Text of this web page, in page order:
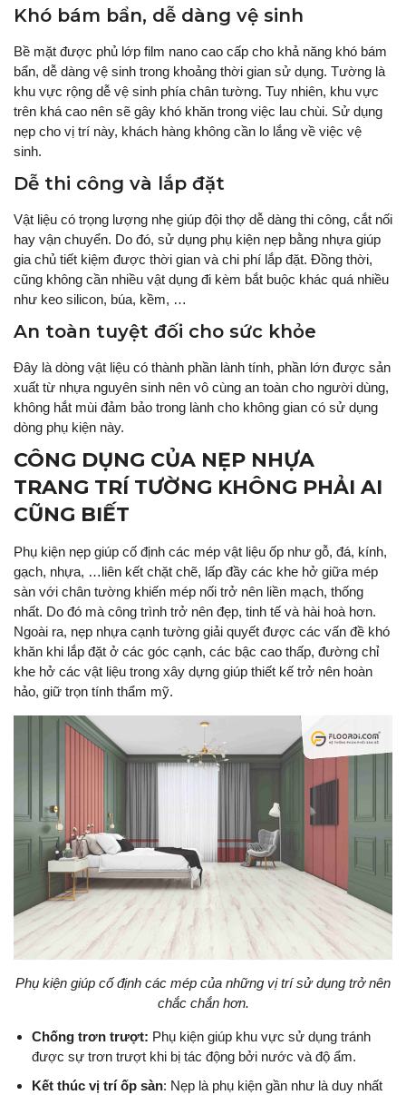
Khó bám bẩn, dễ dàng vệ sinh
Bề mặt được phủ lớp film nano cao cấp cho khả năng khó bám
bẩn, dễ dàng vệ sinh trong khoảng thời gian sử dụng. Tường là
khu vực rộng dễ vệ sinh phía chân tường. Tuy nhiên, khu vực
trên khá cao nên sẽ gây khó khăn trong việc lau chùi. Sử dụng
nẹp cho vị trí này, khách hàng không cần lo lắng về việc vệ
sinh.
Dễ thi công và lắp đặt
Vật liệu có trọng lượng nhẹ giúp đội thợ dễ dàng thi công, cắt nối
hay vận chuyển. Do đó, sử dụng phụ kiện nẹp bằng nhựa giúp
gia chủ tiết kiệm được thời gian và chi phí lắp đặt. Đồng thời,
cũng không cần nhiều vật dụng đi kèm bắt buộc khác quá nhiều
như keo silicon, búa, kềm, …
An toàn tuyệt đối cho sức khỏe
Đây là dòng vật liệu có thành phần lành tính, phần lớn được sản
xuất từ nhựa nguyên sinh nên vô cùng an toàn cho người dùng,
không hắt mùi đảm bảo trong lành cho không gian có sử dụng
dòng phụ kiện này.
CÔNG DỤNG CỦA NẸP NHỰA
TRANG TRÍ TƯỜNG KHÔNG PHẢI AI
CŨNG BIẾT
Phụ kiện nẹp giúp cố định các mép vật liệu ốp như gỗ, đá, kính,
gạch, nhựa, …liên kết chặt chẽ, lấp đầy các khe hở giữa mép
sàn với chân tường khiến mép nối trở nên liền mạch, thống
nhất. Do đó mà công trình trở nên đẹp, tinh tế và hài hoà hơn.
Ngoài ra, nẹp nhựa cạnh tường giải quyết được các vấn đề khó
khăn khi lắp đặt ở các góc cạnh, các bậc cao thấp, đường chỉ
khe hở các vật liệu trong xây dựng giúp thiết kế trở nên hoàn
hảo, giữ trọn tính thẩm mỹ.
Phụ kiện giúp cố định các mép của những vị trí sử dụng trở nên
chắc chắn hơn.
Chống trơn trượt: Phụ kiện giúp khu vực sử dụng tránh
được sự trơn trượt khi bị tác động bởi nước và độ ẩm.
Kết thúc vị trí ốp sàn: Nẹp là phụ kiện gần như là duy nhất